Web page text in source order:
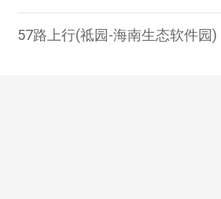
57路上行(祗园-海南生态软件园)